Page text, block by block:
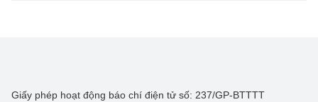
Giấy phép hoạt động báo chí điện tử số: 237/GP-BTTTT